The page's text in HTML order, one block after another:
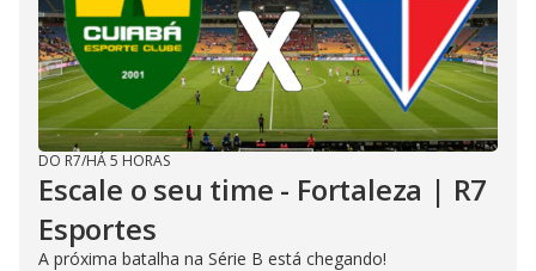
DO R7/HÁ 5 HORAS
Escale o seu time - Fortaleza | R7
Esportes
A próxima batalha na Série B está chegando!